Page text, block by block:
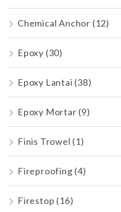
Chemical Anchor (12)
Epoxy (30)
Epoxy Lantai (38)
Epoxy Mortar (9)
Finis Trowel (1)
Fireproofing (4)
Firestop (16)